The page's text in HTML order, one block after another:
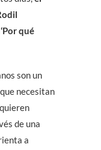
qué
son un
necesitan
de una
a